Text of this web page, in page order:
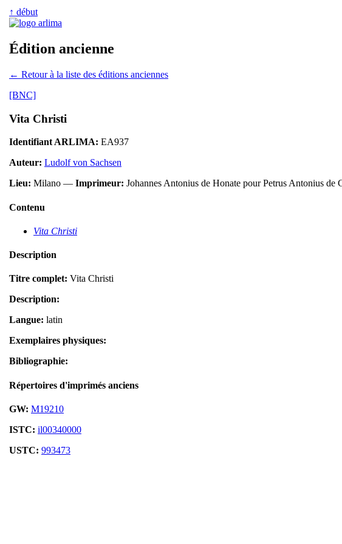
↑ début
Édition ancienne
← Retour à la liste des éditions anciennes
[BNC]
Vita Christi
Identifiant ARLIMA: EA937
Auteur: Ludolf von Sachsen
Lieu: Milano — Imprimeur: Johannes Antonius de Honate pour Petrus Antonius
Contenu
Vita Christi
Description
Titre complet: Vita Christi
Description:
Langue: latin
Exemplaires physiques:
Bibliographie:
Répertoires d'imprimés anciens
GW: M19210
ISTC: il00340000
USTC: 993473